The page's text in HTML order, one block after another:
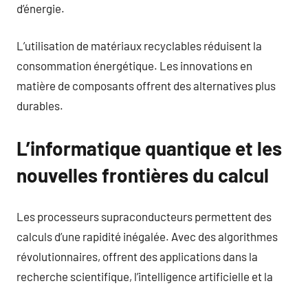
d’énergie.
L’utilisation de matériaux recyclables réduisent la
consommation énergétique. Les innovations en
matière de composants offrent des alternatives plus
durables.
L’informatique quantique et les
nouvelles frontières du calcul
Les processeurs supraconducteurs permettent des
calculs d’une rapidité inégalée. Avec des algorithmes
révolutionnaires, offrent des applications dans la
recherche scientifique, l’intelligence artificielle et la